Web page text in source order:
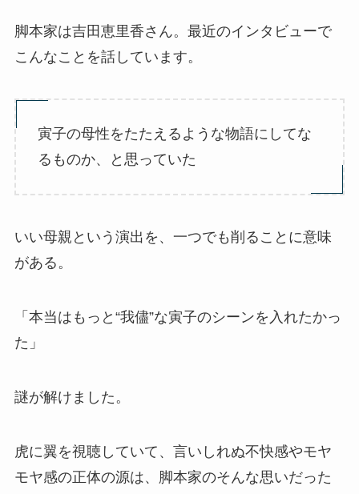
脚本家は吉田恵里香さん。最近のインタビューで
こんなことを話しています。
寅子の母性をたたえるような物語にしてな
るものか、と思っていた
いい母親という演出を、一つでも削ることに意味
がある。
「本当はもっと“我儘”な寅子のシーンを入れたかっ
た」
謎が解けました。
虎に翼を視聴していて、言いしれぬ不快感やモヤ
モヤ感の正体の源は、脚本家のそんな思いだった